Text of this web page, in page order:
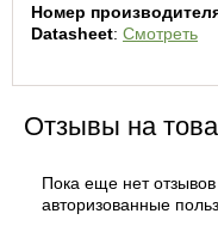
Номер
Datasheet: Смотреть
Отзывы на
Пока еще нет
авторизованные